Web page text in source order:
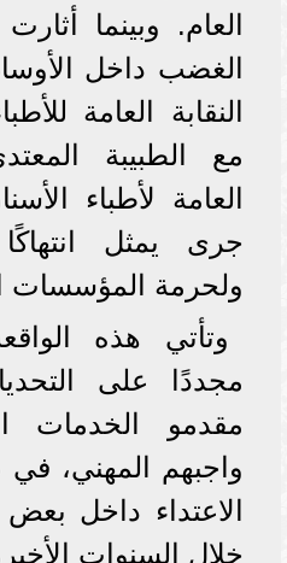
العام. وبينما
الغضب داخل
النقابة العامة
مع الطبيبة
العامة لأطباء
جرى يمثل
ولحرمة المؤسسات
وتأتي هذه
مجددًا على
مقدمو الخدمات
واجبهم المهني،
الاعتداء داخل بعض
خلال السنوات